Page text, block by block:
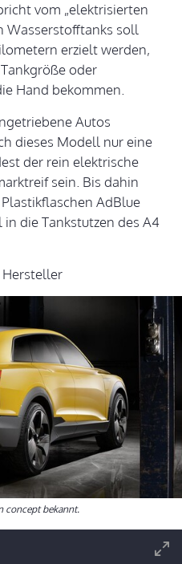
vom „elektrisierten
Wasserstofftanks soll
erzielt werden,
oder
Hand bekommen.
Autos
dieses Modell nur eine
der rein elektrische
sein. Bis dahin
AdBlue
die Tankstutzen des A4
Hersteller
concept bekannt.